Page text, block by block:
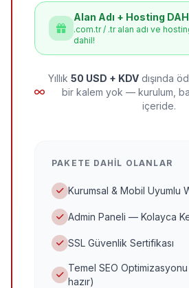
Alan Adı + Hosting
.com.tr / .tr alan adı ve
dahil!
Yıllık 50 USD + KDV dışında
bir kalem yok — kurulum,
içeride.
PAKETE DAHIL OLANLAR
Kurumsal & Mobil Uyumlu
Admin Paneli — Kolayca
SSL Güvenlik Sertifikası
Temel SEO
hazır)